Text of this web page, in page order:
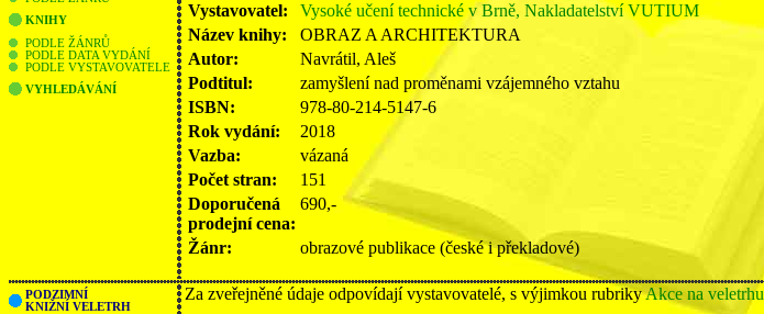
KNIHY
PODLE ŽÁNRŮ
PODLE DATA VYDÁNÍ
PODLE VYSTAVOVATELE
VYHLEDÁVÁNÍ
Vystavovatel:
Vysoké učení technické v Brně, Nakladatelství VUTIUM
Název knihy:
OBRAZ A ARCHITEKTURA
Autor:
Navrátil, Aleš
Podtitul:
zamyšlení nad proměnami vzájemného vztahu
ISBN:
978-80-214-5147-6
Rok vydání:
2018
Vazba:
vázaná
Počet stran:
151
Doporučená
prodejní cena:
690,-
Žánr: obrazové publikace (české i překladové)
PODZIMNÍ
KNIŽNÍ VELETRH
Za zveřejněné údaje odpovídají vystavovatelé, s výjimkou rubrikyAkce na veletrhu